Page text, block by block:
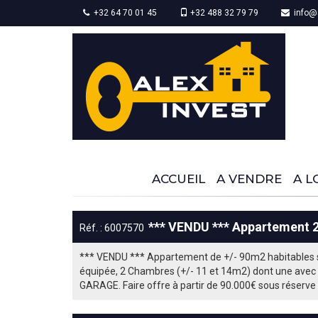
+32 64 70 01 45 +32 488 32 79 79
ACCUEIL A VENDRE A
Réf. : 6007570 *** VENDU *** Appartement
*** VENDU *** Appartement de +/- 90m2 habitables
équipée, 2 Chambres (+/- 11 et 14m2) dont une
GARAGE. Faire offre à partir de 90.000€ sous